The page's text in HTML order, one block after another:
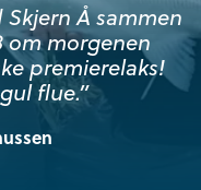
Å sammen
om morgenen
premierelaks!
flue.”